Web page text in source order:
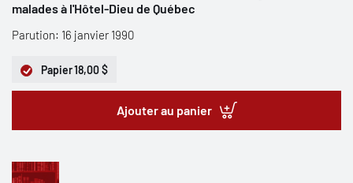
malades à l'Hôtel-Dieu de Québec
Parution: 16 janvier 1990
Papier18,00 $
Ajouter au panier